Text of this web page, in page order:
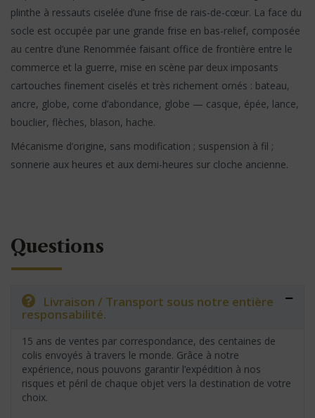
plinthe à ressauts ciselée d’une frise de rais-de-cœur. La face du
socle est occupée par une grande frise en bas-relief, composée
au centre d’une Renommée faisant office de frontière entre le
commerce et la guerre, mise en scène par deux imposants
cartouches finement ciselés et très richement ornés : bateau,
ancre, globe, corne d’abondance, globe — casque, épée, lance,
bouclier, flèches, blason, hache.
Mécanisme d’origine, sans modification ; suspension à fil ;
sonnerie aux heures et aux demi-heures sur cloche ancienne.
Questions
Livraison / Transport sous notre entière
responsabilité.
15 ans de ventes par correspondance, des centaines de
colis envoyés à travers le monde. Grâce à notre
expérience, nous pouvons garantir l’expédition à nos
risques et péril de chaque objet vers la destination de votre
choix.